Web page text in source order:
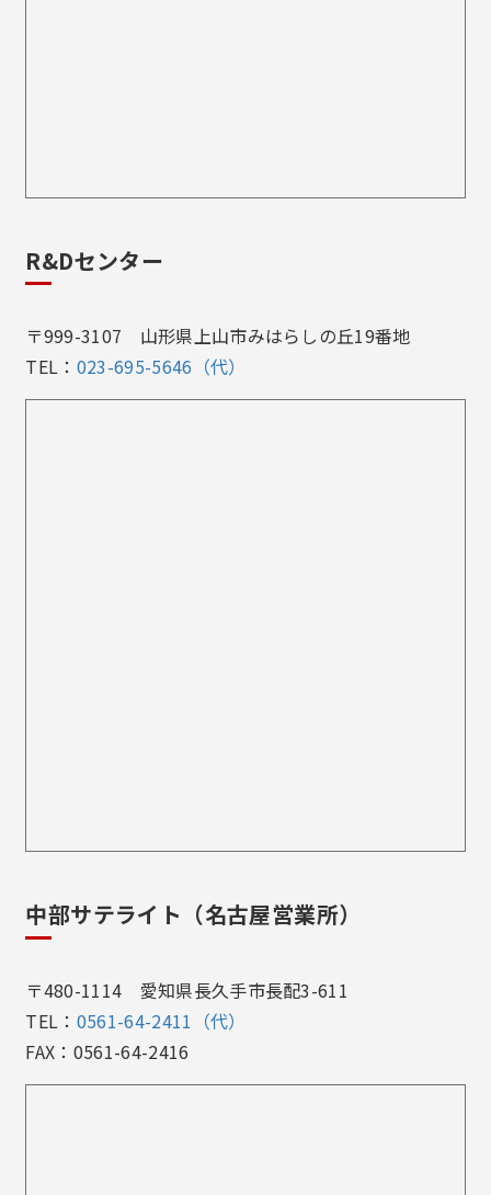
R&Dセンター
〒999-3107 山形県上山市みはらしの丘19番地
TEL： 023-695-5646（代）
中部サテライト（名古屋営業所）
〒480-1114 愛知県長久手市長配3-611
TEL： 0561-64-2411（代）
FAX：0561-64-2416